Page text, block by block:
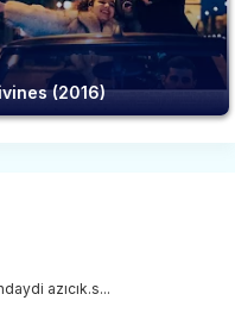
(2016)
azıcık.s...